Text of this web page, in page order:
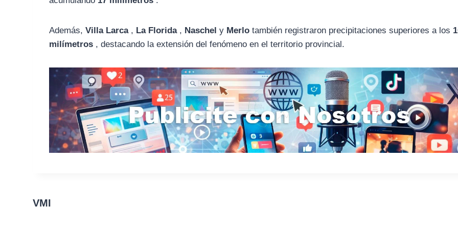
Además,Villa Larca, La Florida, Naschel y Merlo también registraron precipitaciones superiores a los
milímetros , destacando la extensión del fenómeno en el territorio provincial.
VMI